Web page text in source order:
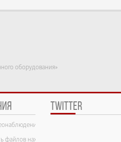
оборудования»
файлов находящихся на сервере.
TWITTER